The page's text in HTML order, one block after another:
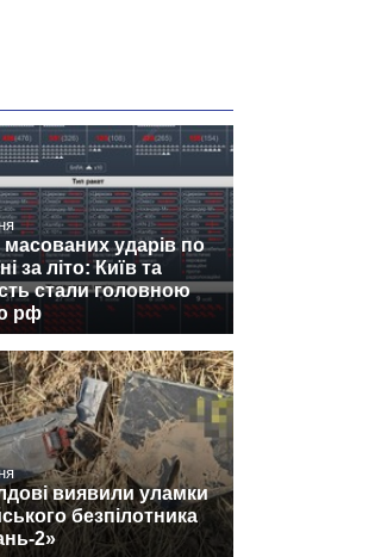
масованих ударів по
за літо: Київ та
стали головною
рф
виявили уламки
безпілотника
2»